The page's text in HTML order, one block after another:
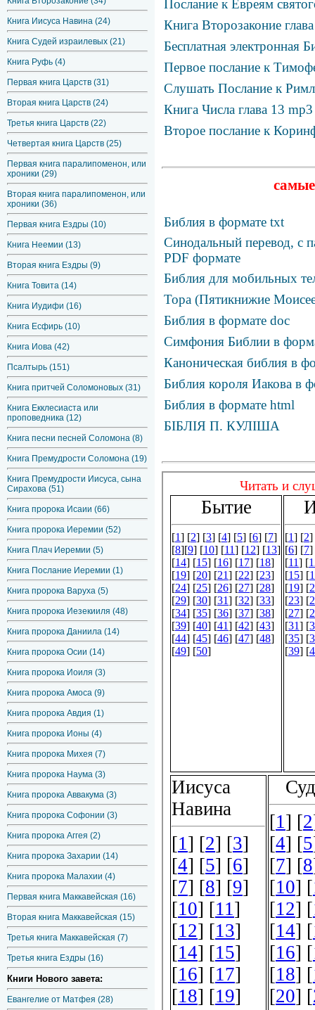
Книга Иисуса Навина (24)
Книга Судей израилевых (21)
Книга Руфь (4)
Первая книга Царств (31)
Вторая книга Царств (24)
Третья книга Царств (22)
Четвертая книга Царств (25)
Первая книга паралипоменон, или
хроники (29)
Вторая книга паралипоменон, или
хроники (36)
Первая книга Ездры (10)
Книга Неемии (13)
Вторая книга Ездры (9)
Книга Товита (14)
Книга Иудифи (16)
Книга Есфирь (10)
Книга Иова (42)
Псалтырь (151)
Книга притчей Соломоновых (31)
Книга Екклесиаста или
проповедника (12)
Книга песни песней Соломона (8)
Книга Премудрости Соломона (19)
Книга Премудрости Иисуса, сына
Сирахова (51)
Книга пророка Исаии (66)
Книга пророка Иеремии (52)
Книга Плач Иеремии (5)
Книга Послание Иеремии (1)
Книга пророка Варуха (5)
Книга пророка Иезекииля (48)
Книга пророка Даниила (14)
Книга пророка Осии (14)
Книга пророка Иоиля (3)
Книга пророка Амоса (9)
Книга пророка Авдия (1)
Книга пророка Ионы (4)
Книга пророка Михея (7)
Книга пророка Наума (3)
Книга пророка Аввакума (3)
Книга пророка Софонии (3)
Книга пророка Аггея (2)
Книга пророка Захарии (14)
Книга пророка Малахии (4)
Первая книга Маккавейская (16)
Вторая книга Маккавейская (15)
Третья книга Маккавейская (7)
Третья книга Ездры (16)
Книги Нового завета:
Евангелие от Матфея (28)
Послание к Евреям
Книга Второзаконие
Бесплатная электронная
Первое послание к
Слушать Послание к
Книга Числа глава 13 mp3
Второе послание к
Библия в формате txt
Синодальный перевод, с
PDF формате
Библия для мобильных
Тора (Пятикнижие
Библия в формате doc
Симфония Библии в
Каноническая библия в
Библия короля Иакова в
Библия в формате html
БІБЛІЯ П. КУЛІША